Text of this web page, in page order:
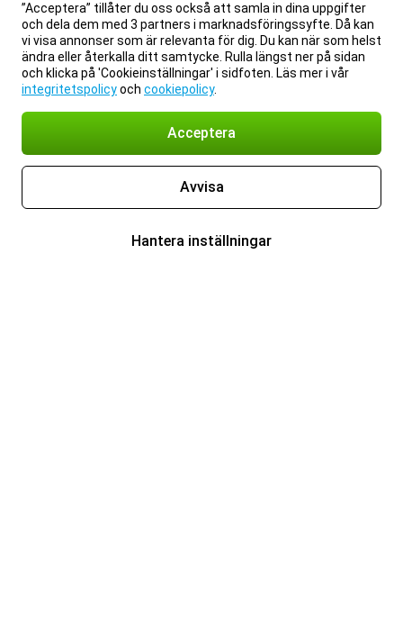
”Acceptera” tillåter du oss också att samla in dina uppgifter
och dela dem med 3 partners i marknadsföringssyfte. Då kan
vi visa annonser som är relevanta för dig. Du kan när som helst
ändra eller återkalla ditt samtycke. Rulla längst ner på sidan
och klicka på 'Cookieinställningar' i sidfoten. Läs mer i vår
integritetspolicyoch cookiepolicy.
Acceptera
Avvisa
Hantera inställningar